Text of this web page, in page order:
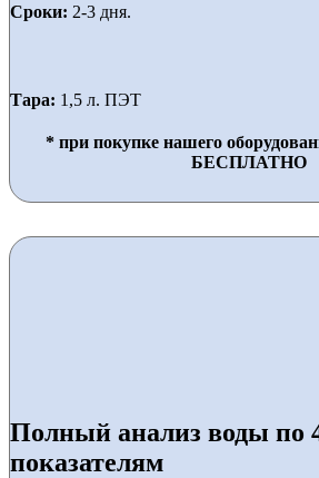
Сроки: 2-3 дня.
Тара: 1,5 л. ПЭТ
* при покупке нашего
БЕСПЛАТНО
Полный анализ воды по
показателям